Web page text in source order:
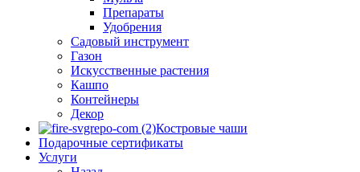
Препараты
Удобрения
Садовый инструмент
Газон
Искусственные растения
Кашпо
Контейнеры
Декор
Костровые чаши
Подарочные сертификаты
Услуги